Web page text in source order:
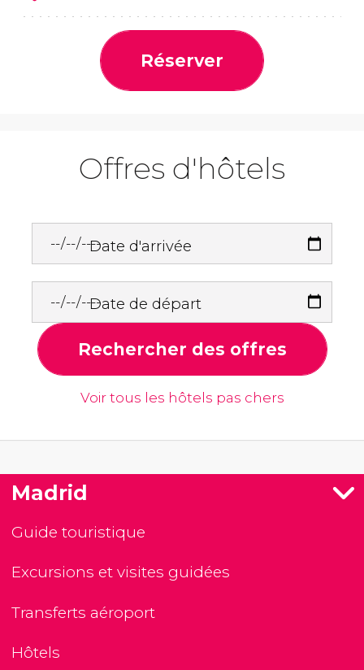
Réserver
Offres d'hôtels
Date d'arrivée
Date de départ
Rechercher des offres
Voir tous les hôtels pas chers
Madrid
Guide touristique
Excursions et visites guidées
Transferts aéroport
Hôtels